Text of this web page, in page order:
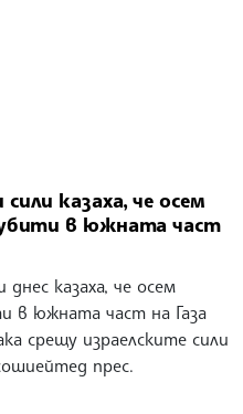
казаха, че осем
в южната част
казаха, че осем
в южната част на Газа
срещу израелските сили
прес.